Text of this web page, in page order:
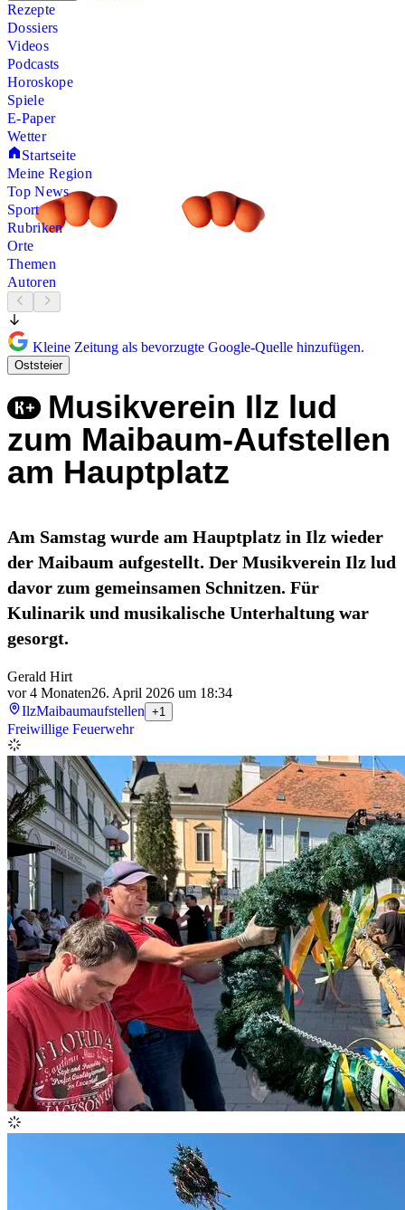
Rezepte
Dossiers
Videos
Podcasts
Horoskope
Spiele
E-Paper
Wetter
Startseite
Meine Region
Top News
Sport
Rubriken
Orte
Themen
Autoren
Kleine Zeitung als bevorzugte Google-Quelle hinzufügen.
Oststeier
Musikverein Ilz lud
zum Maibaum-Aufstellen
am Hauptplatz
Am Samstag wurde am Hauptplatz in Ilz wieder
der Maibaum aufgestellt. Der Musikverein Ilz lud
davor zum gemeinsamen Schnitzen. Für
Kulinarik und musikalische Unterhaltung war
gesorgt.
Gerald Hirt
vor 4 Monaten26. April 2026 um 18:34
IlzMaibaumaufstellen +1
Freiwillige Feuerwehr